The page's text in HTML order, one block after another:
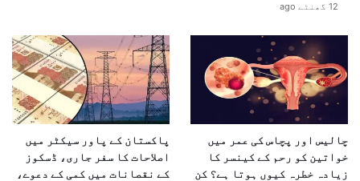
12 گھنٹے ago
چالیس اور پچاس کی عمر میں
خواتین کو رحم کے کینسر کا
زیادہ خطرہ کیوں ہوتا ہے؟ کن
پاکستان کے پاور سیکٹر میں
اصلاحات کا سفر جاری، ڈسکوز
کے نقصانات میں کمی کے دعوے،